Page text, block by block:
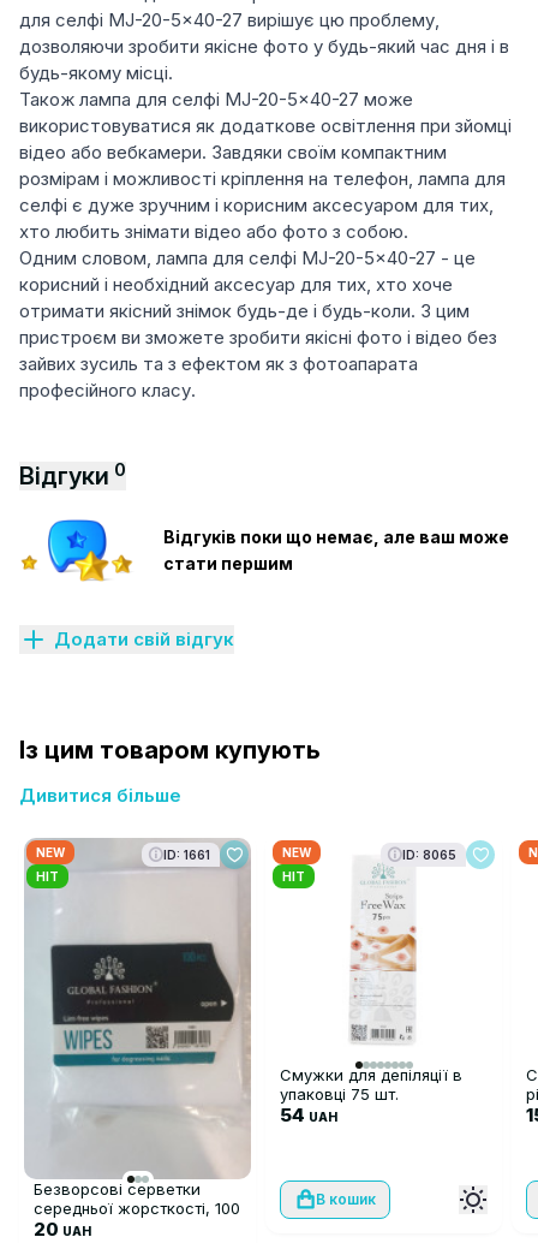
для селфі MJ-20-5x40-27 вирішує цю проблему,
дозволяючи зробити якісне фото у будь-який час дня і в
будь-якому місці.
Також лампа для селфі MJ-20-5x40-27 може
використовуватися як додаткове освітлення при зйомці
відео або вебкамери. Завдяки своїм компактним
розмірам і можливості кріплення на телефон, лампа для
селфі є дуже зручним і корисним аксесуаром для тих,
хто любить знімати відео або фото з собою.
Одним словом, лампа для селфі MJ-20-5x40-27 - це
корисний і необхідний аксесуар для тих, хто хоче
отримати якісний знімок будь-де і будь-коли. З цим
пристроєм ви зможете зробити якісні фото і відео без
зайвих зусиль та з ефектом як з фотоапарата
професійного класу.
Відгуки 0
Відгуків поки що немає, але ваш може
стати першим
Додати свій відгук
Із цим товаром купують
Дивитися більше
NEW
HIT
ID: 1661
Безворсові серветки
середньої жорсткості, 100
шт
20 UAH
NEW
HIT
ID: 8065
Смужки для депіляції в
упаковці 75 шт.
54 UAH
В кошик